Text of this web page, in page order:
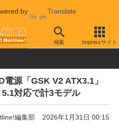
by Translate
検索 Impressサイト
PC電源ユニット Antec
源「GSK V2 ATX3.1」
対応で計3モデル
編集部 2026年1月31日 00:15